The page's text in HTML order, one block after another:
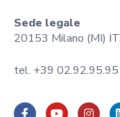
Sede legale
20153 Milano (MI)
tel. +39 02.92.95.95